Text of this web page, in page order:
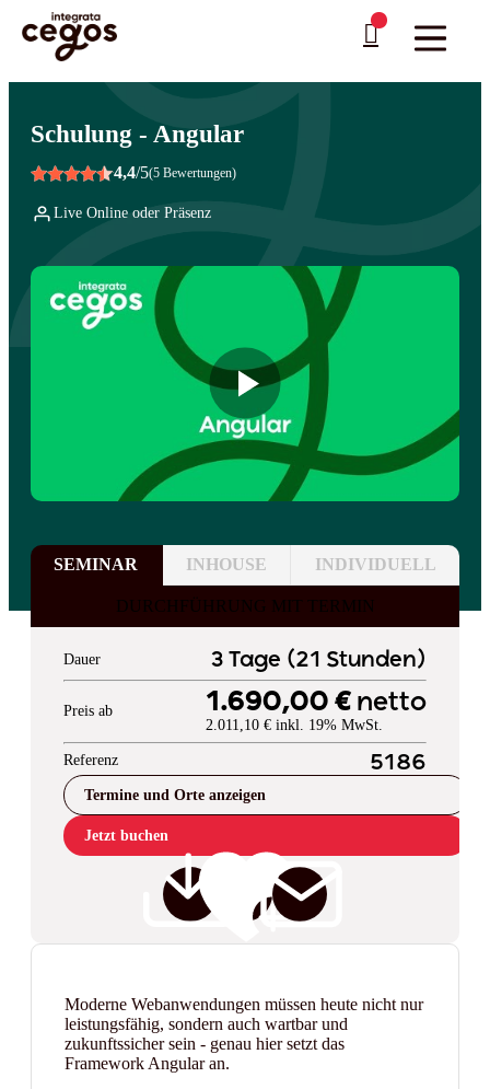
Skip to main content
Sie sind hier:Startseite
Professionelle Weiterbildung & Schulungen in Deutschland
>Web-Entwicklung
Schulung - Angular
4,4/5(5 Bewertungen)
Live Online oder Präsenz
SEMINAR INHOUSE INDIVIDUELL
DURCHFÜHRUNG MIT TERMIN
Dauer 3 Tage (21 Stunden)
Preis ab 1.690,00 € netto
2.011,10 € inkl. 19% MwSt.
Referenz 5186
Termine und Orte anzeigen
Jetzt buchen
Moderne Webanwendungen müssen heute nicht nur
leistungsfähig, sondern auch wartbar und
zukunftssicher sein - genau hier setzt das
Framework Angular an.